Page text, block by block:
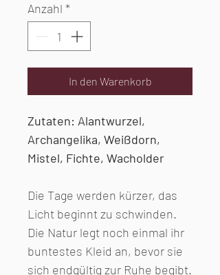
Anzahl *
In den Warenkorb
Zutaten: Alantwurzel,
Archangelika, Weißdorn,
Mistel, Fichte, Wacholder
Die Tage werden kürzer, das
Licht beginnt zu schwinden.
Die Natur legt noch einmal ihr
buntestes Kleid an, bevor sie
sich endgültig zur Ruhe begibt.